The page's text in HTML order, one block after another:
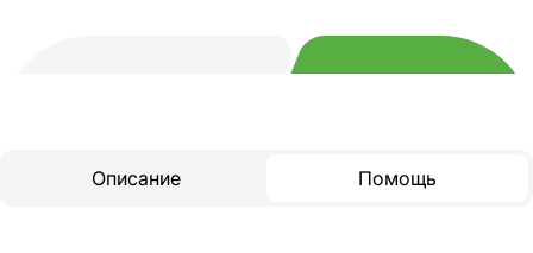
Описание Помощь